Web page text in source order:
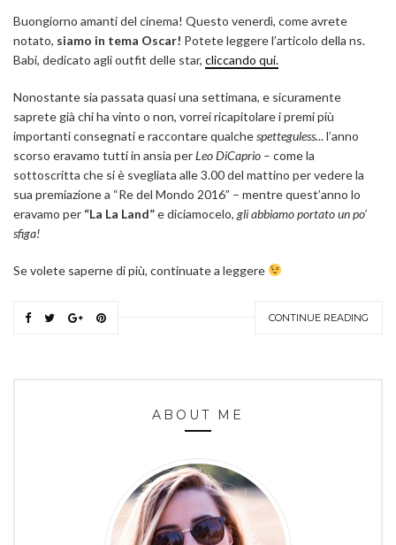
Buongiorno amanti del cinema! Questo venerdì, come avrete
notato, siamo in tema Oscar! Potete leggere l’articolo della ns.
Babi, dedicato agli outfit delle star, cliccando qui.
Nonostante sia passata quasi una settimana, e sicuramente
saprete già chi ha vinto o non, vorrei ricapitolare i premi più
importanti consegnati e raccontare qualchespetteguless... l’anno
scorso eravamo tutti in ansia perLeo DiCaprio – come la
sottoscritta che si è svegliata alle 3.00 del mattino per vedere la
sua premiazione a “Re del Mondo 2016” – mentre quest’anno lo
eravamo per “La La Land”e diciamocelo, gli abbiamo portato un po’
sfiga!
Se volete saperne di più, continuate a leggere
CONTINUE READING
ABOUT ME